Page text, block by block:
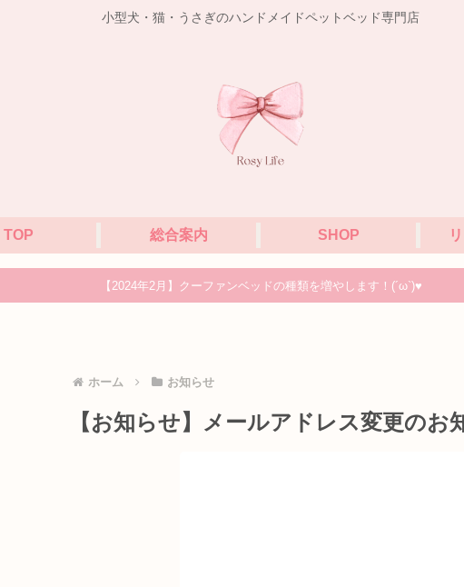
小型犬・猫・うさぎのハンドメイドペットベッド専門店
TOP 総合案内 SHOP
【2024年2月】クーファンベッドの種類を増やします！(´ω`)♥
ホーム お知らせ
【お知らせ】メールアドレス変更のお